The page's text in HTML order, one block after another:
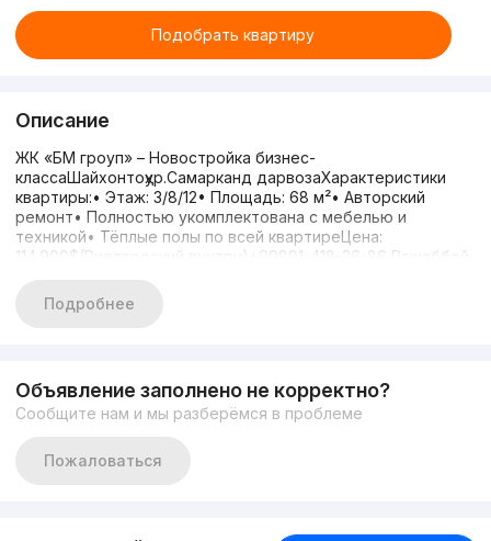
Подобрать квартиру
Описание
ЖК «БМ гроуп» – Новостройка бизнес-
классаШайхонтоҳур.Самарканд дарвозаХарактеристики
квартиры:• Этаж: 3/8/12• Площадь: 68 м²• Авторский
ремонт• Полностью укомплектована с мебелью и
техникой• Тёплые полы по всей квартиреЦена:
114.900$(Риелторский внутри)+99891-418-36-86 Ражаббой
Подробнее
Объявление заполнено не корректно?
Сообщите нам и мы разберёмся в проблеме
Пожаловаться